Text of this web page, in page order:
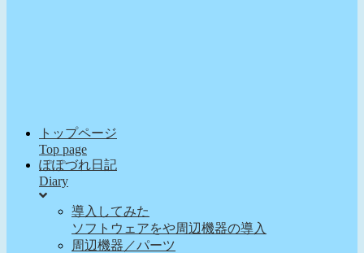
トップページ
Top page
ぽぽづれ日記
Diary
導入してみた
ソフトウェアをや周辺機器の導入
周辺機器／パーツ